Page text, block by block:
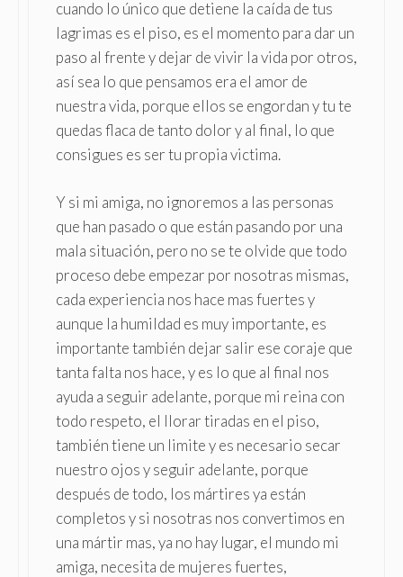
cuando lo único que detiene la caída de tus
lagrimas es el piso, es el momento para dar un
paso al frente y dejar de vivir la vida por otros,
así sea lo que pensamos era el amor de
nuestra vida, porque ellos se engordan y tu te
quedas flaca de tanto dolor y al final, lo que
consigues es ser tu propia victima.
Y si mi amiga, no ignoremos a las personas
que han pasado o que están pasando por una
mala situación, pero no se te olvide que todo
proceso debe empezar por nosotras mismas,
cada experiencia nos hace mas fuertes y
aunque la humildad es muy importante, es
importante también dejar salir ese coraje que
tanta falta nos hace, y es lo que al final nos
ayuda a seguir adelante, porque mi reina con
todo respeto, el llorar tiradas en el piso,
también tiene un limite y es necesario secar
nuestro ojos y seguir adelante, porque
después de todo, los mártires ya están
completos y si nosotras nos convertimos en
una mártir mas, ya no hay lugar, el mundo mi
amiga, necesita de mujeres fuertes,